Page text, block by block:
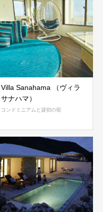
Villa Sanahama （ヴィラ
サナハマ）
コンドミニアムと貸切の宿